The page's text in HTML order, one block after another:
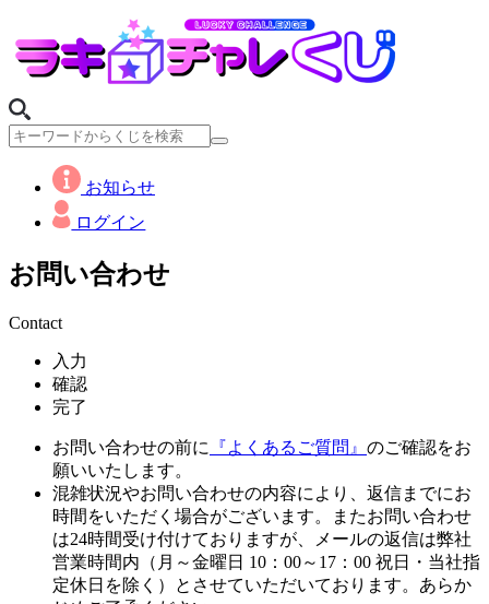
お知らせ
ログイン
お問い合わせ
Contact
入力
確認
完了
お問い合わせの前に 『よくあるご質問』 のご確認をお
願いいたします。
混雑状況やお問い合わせの内容により、返信までにお
時間をいただく場合がございます。またお問い合わせ
は24時間受け付けておりますが、メールの返信は弊社
営業時間内（月～金曜日 10：00～17：00 祝日・当社指
定休日を除く）とさせていただいております。あらか